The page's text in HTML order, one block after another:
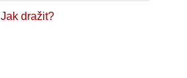
Jak dražit?